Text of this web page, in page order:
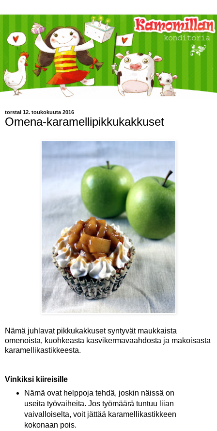
torstai 12. toukokuuta 2016
Omena-karamellipikkukakkuset
Nämä juhlavat pikkukakkuset syntyvät maukkaista
omenoista, kuohkeasta kasvikermavaahdosta ja makoisasta
karamellikastikkeesta.
Vinkiksi kiireisille
Nämä ovat helppoja tehdä, joskin näissä on
useita työvaiheita. Jos työmäärä tuntuu liian
vaivalloiselta, voit jättää karamellikastikkeen
kokonaan pois.